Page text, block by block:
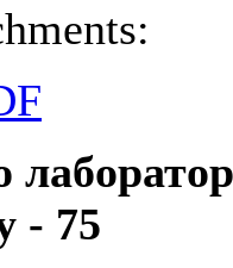
- 75